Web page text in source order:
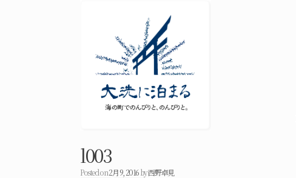
l003
Posted on2月 9, 2016by西野卓見